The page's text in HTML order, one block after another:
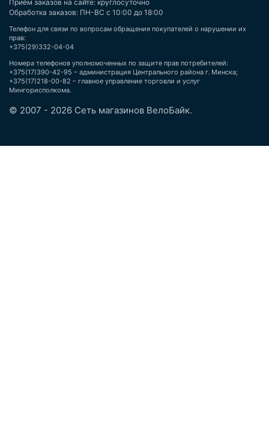
Приём заказов на сайте: круглосуточно
Обработка заказов: ПН-ВС с 10:00 до 18:00
Телефон для связи по вопросам обращения покупателей о нарушении их
прав:
+375(29)332-04-04
Номера телефонов уполномоченных по защите прав потребителей:
+375(17)390-42-95 – администрация Центрального района г. Минска;
+375(17)218-00-82 – главное управление торговли и услуг
Мингорисполкома.
© 2007 - 2026 Сеть магазинов ВелоБайк.